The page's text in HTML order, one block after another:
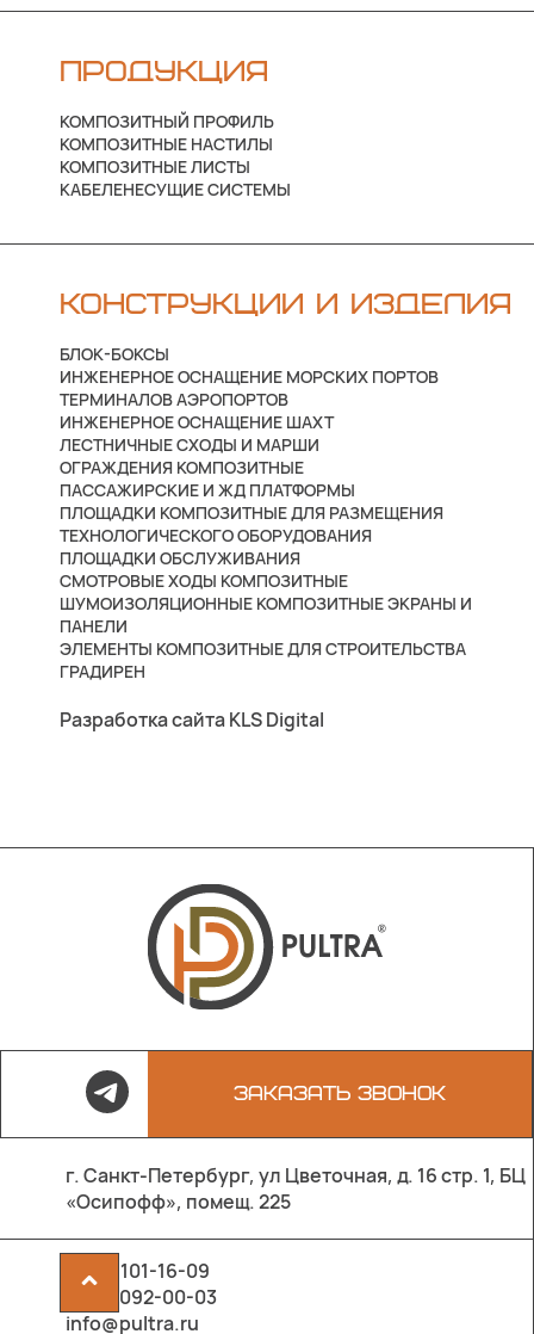
^
ЗАКАЗАТЬ ЗВОНОК
г. Санкт-Петербург, ул Цветочная, д. 16 стр. 1, БЦ
«Осипофф», помещ. 225
8 800 101-16-09
8 903 092-00-03
info@pultra.ru
ПРОДУКЦИЯ
КОМПОЗИТНЫЙ ПРОФИЛЬ
КОМПОЗИТНЫЕ НАСТИЛЫ
КОМПОЗИТНЫЕ ЛИСТЫ
КАБЕЛЕНЕСУЩИЕ СИСТЕМЫ
КОНСТРУКЦИИ И ИЗДЕЛИЯ
БЛОК-БОКСЫ
ИНЖЕНЕРНОЕ ОСНАЩЕНИЕ МОРСКИХ ПОРТОВ
ТЕРМИНАЛОВ АЭРОПОРТОВ
ИНЖЕНЕРНОЕ ОСНАЩЕНИЕ ШАХТ
ЛЕСТНИЧНЫЕ СХОДЫ И МАРШИ
ОГРАЖДЕНИЯ КОМПОЗИТНЫЕ
ПАССАЖИРСКИЕ И ЖД ПЛАТФОРМЫ
ПЛОЩАДКИ КОМПОЗИТНЫЕ ДЛЯ РАЗМЕЩЕНИЯ
ТЕХНОЛОГИЧЕСКОГО ОБОРУДОВАНИЯ
ПЛОЩАДКИ ОБСЛУЖИВАНИЯ
СМОТРОВЫЕ ХОДЫ КОМПОЗИТНЫЕ
ШУМОИЗОЛЯЦИОННЫЕ КОМПОЗИТНЫЕ ЭКРАНЫ И
ПАНЕЛИ
ЭЛЕМЕНТЫ КОМПОЗИТНЫЕ ДЛЯ СТРОИТЕЛЬСТВА
ГРАДИРЕН
Разработка сайта KLS Digital